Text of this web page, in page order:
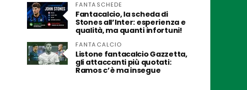
FANTASCHEDE
Fantacalcio, la scheda di
Stones all’Inter: esperienza e
qualità, ma quanti infortuni!
FANTACALCIO
Listone fantacalcio Gazzetta,
gli attaccanti più quotati:
Ramos c’è ma insegue